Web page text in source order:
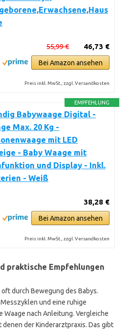
46,73 €
55,99 €
Bei Amazon ansehen
Preis inkl. MwSt., zzgl. Versandkosten
EMPFEHLUNG
Babywaage Digital -
Max. 20 Kg -
mit LED
- Baby Waage mit
und Display - Inkl.
- Weiß
38,28 €
Bei Amazon ansehen
Preis inkl. MwSt., zzgl. Versandkosten
praktische Empfehlungen
durch Bewegung des Babys.
und eine ruhige
Waage nach Anleitung. Vergleiche
der Kinderarztpraxis. Das gibt